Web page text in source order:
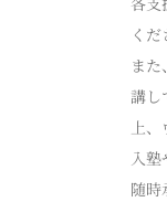
くだ
ま
講し
上
入
随時